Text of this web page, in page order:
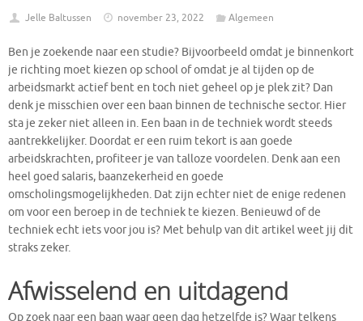
Jelle Baltussen november 23, 2022 Algemeen
Ben je zoekende naar een studie? Bijvoorbeeld omdat je binnenkort
je richting moet kiezen op school of omdat je al tijden op de
arbeidsmarkt actief bent en toch niet geheel op je plek zit? Dan
denk je misschien over een baan binnen de technische sector. Hier
sta je zeker niet alleen in. Een baan in de techniek wordt steeds
aantrekkelijker. Doordat er een ruim tekort is aan goede
arbeidskrachten, profiteer je van talloze voordelen. Denk aan een
heel goed salaris, baanzekerheid en goede
omscholingsmogelijkheden. Dat zijn echter niet de enige redenen
om voor een beroep in de techniek te kiezen. Benieuwd of de
techniek echt iets voor jou is? Met behulp van dit artikel weet jij dit
straks zeker.
Afwisselend en uitdagend
Op zoek naar een baan waar geen dag hetzelfde is? Waar telkens